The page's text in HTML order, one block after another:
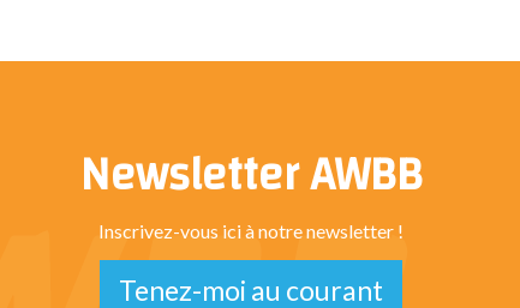
Newsletter AWBB
Inscrivez-vous ici à notre newsletter !
Tenez-moi au courant